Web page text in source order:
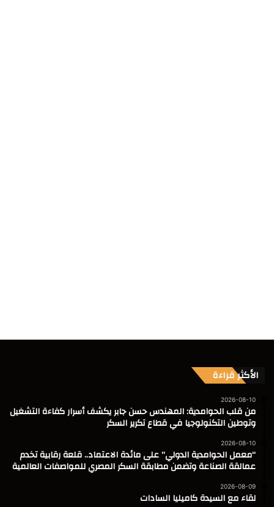
الأكثر قراءة
2026-08-10
من قلب الحوامدية: المهندس حسن جابر يكشف أسرار كفاءة التشغيل
وتوطين التكنولوجيا في قطاع تكرير السكر
2026-08-10
“معمل الحوامدية الدولي” على مائدة الاعتماد.. قلعة رقابية تخدم
عمالقة الصناعة وتضمن مطابقة السكر المصري للمواصفات العالمية
2026-08-09
لقاء مع السيدة كاميليا السادات